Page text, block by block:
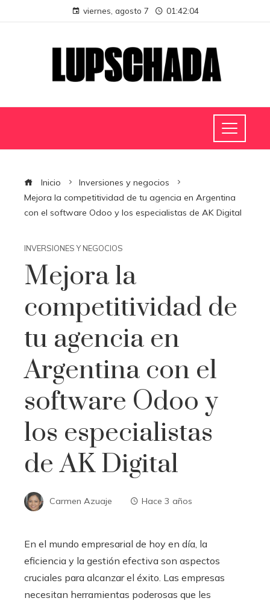
viernes, agosto 7 01:42:05
Inicio
Inversiones y negocios
Mejora la competitividad de tu agencia en Argentina
con el software Odoo y los especialistas de AK Digital
INVERSIONES Y NEGOCIOS
Mejora la
competitividad de
tu agencia en
Argentina con el
software Odoo y
los especialistas
de AK Digital
Carmen Azuaje Hace 3 años
En el mundo empresarial de hoy en día, la
eficiencia y la gestión efectiva son aspectos
cruciales para alcanzar el éxito. Las empresas
necesitan herramientas poderosas que les